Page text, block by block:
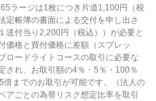
ラージは1枚につき片道1,100円（税
定帳簿の書面による交付を申し出さ
送付当り2,200円（税込））が必要と
価格と買付価格に差額（スプレッ
ロードライトコースの取引に必要な
され、お取引額の4％・5％・100％
までのお取引が可能です。（法人の
アごとの為替リスク想定比率を取引